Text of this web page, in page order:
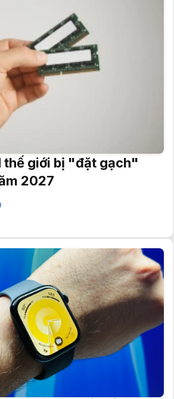
thế giới bị "đặt gạch"
2027